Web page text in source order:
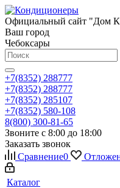
Официальный сайт "Дом
Ваш город
Чебоксары
+7(8352) 288777
+7(8352) 288777
+7(8352) 285107
+7(8352) 580-108
8(800) 300-81-65
Звоните с 8:00 до 18:00
Заказать звонок
Сравнение0
Каталог